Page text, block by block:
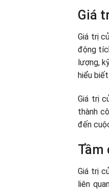
Các
Làm
Giá
Giá trị
động
lượng,
hiểu
Giá trị
thành
đến
Tầm
Giá trị
liên